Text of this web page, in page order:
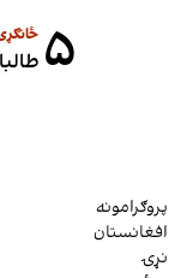
۵
پروګرامونه
افغانستان
نړۍ